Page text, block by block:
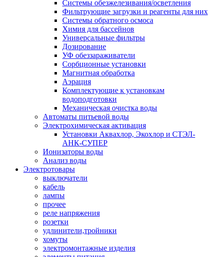
Системы обезжелезивания/осветления
Фильтрующие загрузки и реагенты для них
Системы обратного осмоса
Химия для бассейнов
Универсальные фильтры
Дозирование
УФ обеззараживатели
Сорбционные установки
Магнитная обработка
Аэрация
Комплектующие к установкам
водоподготовки
Механическая очистка воды
Автоматы питьевой воды
Электрохимическая активация
Установки Аквахлор, Экохлор и СТЭЛ-
АНК-СУПЕР
Ионизаторы воды
Анализ воды
Электротовары
выключатели
кабель
лампы
прочее
реле напряжения
розетки
удлинители,тройники
хомуты
электромонтажные изделия